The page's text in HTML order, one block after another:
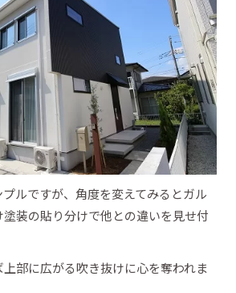
ルですが、角度を変えてみるとガル
装の貼り分けで他との違いを見せ付
部に広がる吹き抜けに心を奪われま